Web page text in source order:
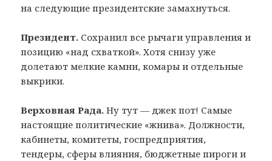
на следующие президентские замахнуться.
Президент. Сохранил все рычаги управления и
позицию «над схваткой». Хотя снизу уже
долетают мелкие камни, комары и отдельные
выкрики.
Верховная Рада.Ну тут — джек пот! Самые
настоящие политические «жнива». Должности,
кабинеты, комитеты, госпредприятия,
тендеры, сферы влияния, бюджетные пироги и